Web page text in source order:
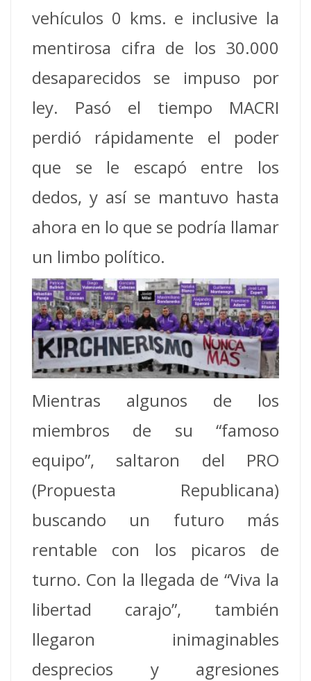
vehículos 0 kms. e inclusive la
mentirosa cifra de los 30.000
desaparecidos se impuso por
ley. Pasó el tiempo MACRI
perdió rápidamente el poder
que se le escapó entre los
dedos, y así se mantuvo hasta
ahora en lo que se podría llamar
un limbo político.
Mientras algunos de los
miembros de su “famoso
equipo”, saltaron del PRO
(Propuesta Republicana)
buscando un futuro más
rentable con los picaros de
turno. Con la llegada de “Viva la
libertad carajo”, también
llegaron inimaginables
desprecios y agresiones